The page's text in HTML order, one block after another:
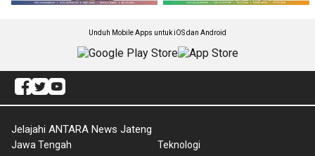
Unduh Mobile Apps untuk iOS dan Android
Jelajahi ANTARA News Jateng
Jawa Tengah
Teknologi